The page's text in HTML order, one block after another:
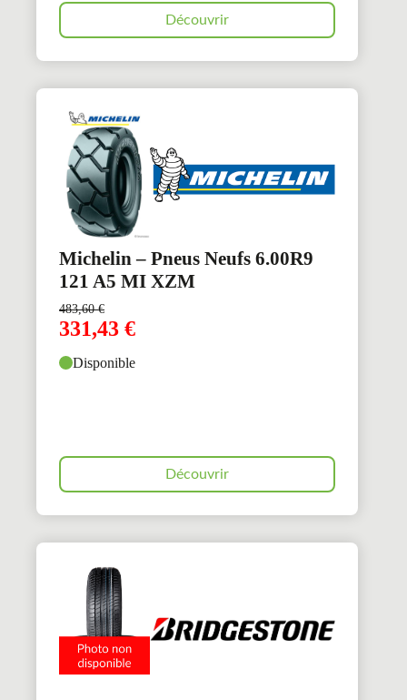
Découvrir
Michelin – Pneus Neufs 6.00R9
121 A5 MI XZM
483,60€
331,43 €
Disponible
Découvrir